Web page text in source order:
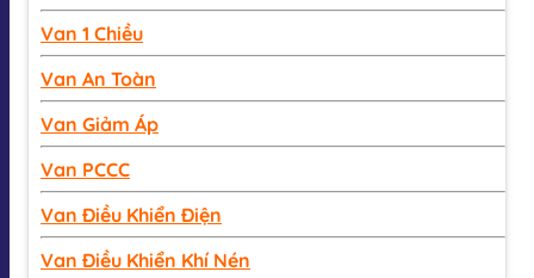
Van 1 Chiều
Van An Toàn
Van Giảm Áp
Van PCCC
Van Điều Khiển Điện
Van Điều Khiển Khí Nén